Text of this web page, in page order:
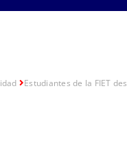
Estudiantes de la FIET